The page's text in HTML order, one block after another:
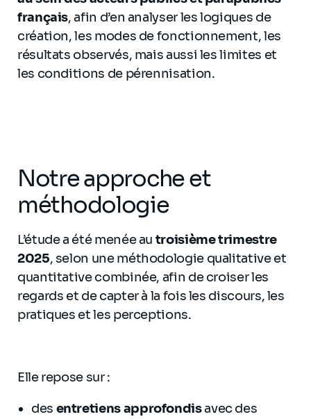
français, afin d’en analyser les logiques de
création, les modes de fonctionnement, les
résultats observés, mais aussi les limites et
les conditions de pérennisation.
Notre approche et
méthodologie
L’étude a été menée au troisième trimestre
2025, selon une méthodologie qualitative et
quantitative combinée, afin de croiser les
regards et de capter à la fois les discours, les
pratiques et les perceptions.
Elle repose sur :
des entretiens approfondisavec des